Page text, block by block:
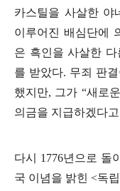
카스틸을 사살한 야
이루어진 배심단에
은 흑인을 사살한 다
를 받았다. 무죄 판
했지만, 그가 “새로
의금을 지급하겠다
다시 1776년으로 돌
국 이념을 밝힌 <독